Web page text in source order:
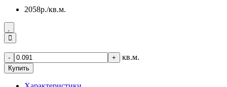
2058р./кв.м.
- + кв.м.
Купить